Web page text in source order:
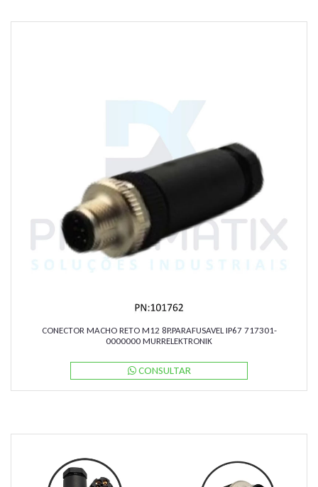
CONECTOR MACHO RETO M12 8P.PARAFUSAVEL IP67 717301-
0000000 MURRELEKTRONIK
CONSULTAR